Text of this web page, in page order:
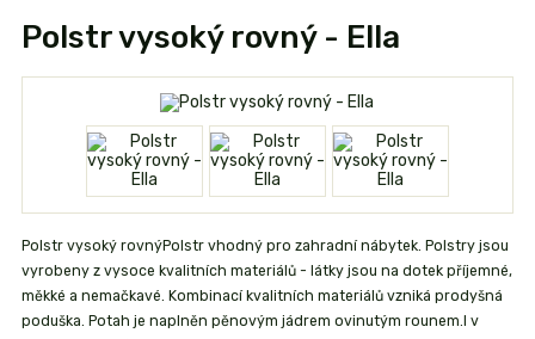
Polstr vysoký rovný - Ella
Polstr vysoký rovnýPolstr vhodný pro zahradní nábytek. Polstry jsou
vyrobeny z vysoce kvalitních materiálů - látky jsou na dotek příjemné,
měkké a nemačkavé. Kombinací kvalitních materiálů vzniká prodyšná
poduška. Potah je naplněn pěnovým jádrem ovinutým rounem.I v